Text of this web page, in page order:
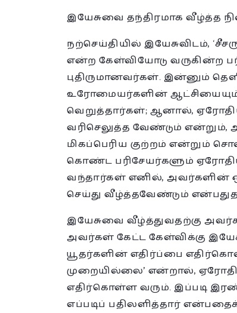
இயேசுவை தந்திரமாக வீழ்த்த
நற்செய்தியில் இயேசுவிடம்,
என்ற கேள்வியோடு வருகின்ற
புதிருமானவர்கள். இன்னும்
உரோமையர்களின்
வெறுத்தார்கள்; ஆனால்,
வரிசெலுத்த வேண்டும் என்றும்,
மிகப்பெரிய குற்றம் என்றும்
கொண்ட பரிசேயர்களும்
வந்தார்கள் எனில், அவர்களின்
செய்து வீழ்த்தவேண்டும்
இயேசுவை வீழ்த்துவதற்கு
அவர்கள் கேட்ட கேள்விக்கு
யூதர்களின் எதிர்ப்பை
முறையில்லை’ என்றால்,
எதிர்கொள்ள வரும். இப்படி
எப்படிப் பதிலளித்தார் என்பதைக்